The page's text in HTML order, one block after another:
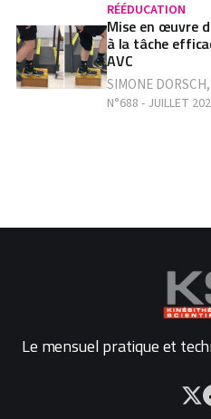
RÉÉDUCATION
Mise en œuvre
à la tâche
AVC
SIMONE DORSCH,
N°688 - JUILLET
Le mensuel pratique et